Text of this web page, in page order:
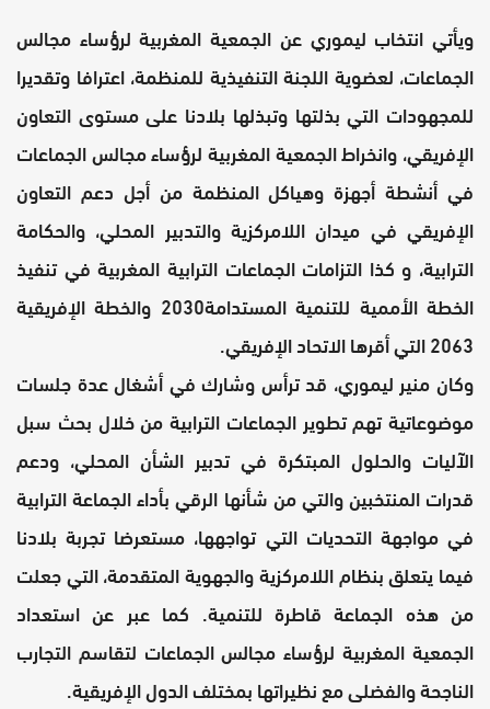
ويأتي انتخاب ليموري عن الجمعية المغربية لرؤساء مجالس
الجماعات، لعضوية اللجنة التنفيذية للمنظمة، اعترافا وتقديرا
للمجهودات التي بذلتها وتبذلها بلادنا على مستوى التعاون
الإفريقي، وانخراط الجمعية المغربية لرؤساء مجالس الجماعات
في أنشطة أجهزة وهياكل المنظمة من أجل دعم التعاون
الإفريقي في ميدان اللامركزية والتدبير المحلي، والحكامة
الترابية، و كذا التزامات الجماعات الترابية المغربية في تنفيذ
الخطة الأممية للتنمية المستدامة2030 والخطة الإفريقية
2063 التي أقرها الاتحاد الإفريقي.
وكان منير ليموري، قد ترأس وشارك في أشغال عدة جلسات
موضوعاتية تهم تطوير الجماعات الترابية من خلال بحث سبل
الآليات والحلول المبتكرة في تدبير الشأن المحلي، ودعم
قدرات المنتخبين والتي من شأنها الرقي بأداء الجماعة الترابية
في مواجهة التحديات التي تواجهها، مستعرضا تجربة بلادنا
فيما يتعلق بنظام اللامركزية والجهوية المتقدمة، التي جعلت
من هذه الجماعة قاطرة للتنمية. كما عبر عن استعداد
الجمعية المغربية لرؤساء مجالس الجماعات لتقاسم التجارب
الناجحة والفضلى مع نظيراتها بمختلف الدول الإفريقية.